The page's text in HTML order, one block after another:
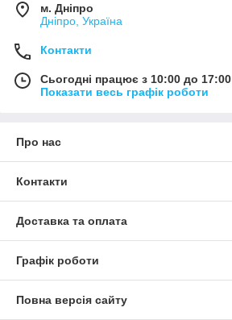
м. Дніпро
Дніпро, Україна
Контакти
Сьогодні працює з 10:00 до 17:00
Показати весь графік роботи
Про нас
Контакти
Доставка та оплата
Графік роботи
Повна версія сайту